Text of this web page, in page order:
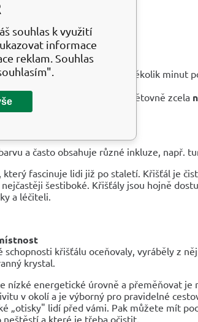
s vodou, nebo jej alespoň několik minut
k jeho vybití, a pak jej opětovně zcela
a často obsahuje různé inkluze, např.
fascinuje lidi již po staletí. Křišťál je
šestiboké. Křišťály jsou hojně
a léčiteli.
křišťálu oceňovaly, vyráběly z
krystal.
nízké energetické úrovně a přeměňovat je
v okolí a je výborný pro pravidelné
„otisky" lidí před vámi. Pak můžete mít
neštěstí a které je třeba očistit.
souhlas k využití
informace
reklam. Souhlas